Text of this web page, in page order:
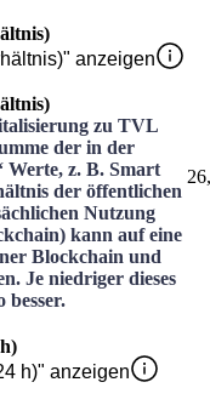
anzeigen
zu TVL
der in der
Werte, z. B. Smart
der öffentlichen
Nutzung
kann auf eine
Blockchain und
Je niedriger dieses
besser.
h)" anzeigen